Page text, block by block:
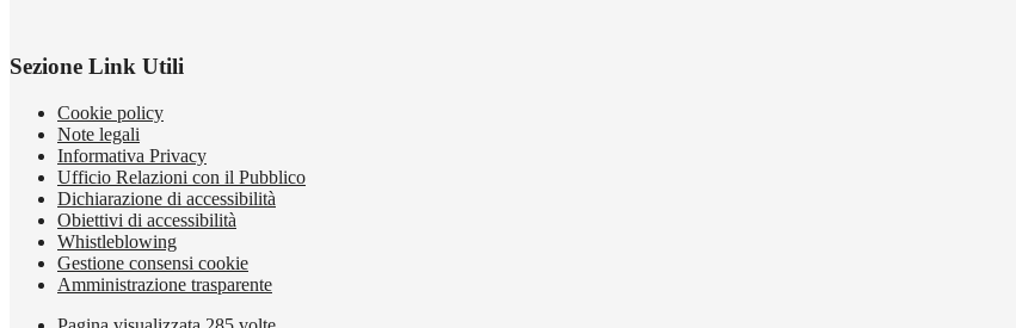
Sezione Link Utili
Cookie policy
Note legali
Informativa Privacy
Ufficio Relazioni con il Pubblico
Dichiarazione di accessibilità
Obiettivi di accessibilità
Whistleblowing
Gestione consensi cookie
Amministrazione trasparente